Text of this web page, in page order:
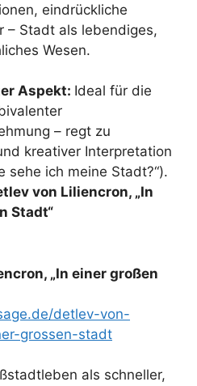
eindrückliche
– Stadt als lebendiges,
Wesen.
Aspekt: Ideal für die
– regt zu
kreativer Interpretation
sehe ich meine Stadt?“).
von Liliencron, „In
Stadt“
„In einer großen
detlev-von-
grossen-stadt
als schneller,